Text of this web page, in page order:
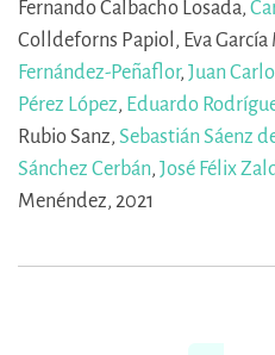
Fernando Calbacho Losada,
Colldeforns Papiol, Eva
Fernández-Peñaflor, Juan
Pérez López, Eduardo
Rubio Sanz, Sebastián Sáenz
Sánchez Cerbán, José Félix
Menéndez, 2021